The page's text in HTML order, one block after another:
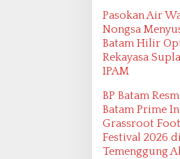
Pasokan Air
Nongsa
Batam Hilir
Rekayasa
IPAM
BP Batam
Batam Prime
Grassroot
Festival 2026
Temenggung